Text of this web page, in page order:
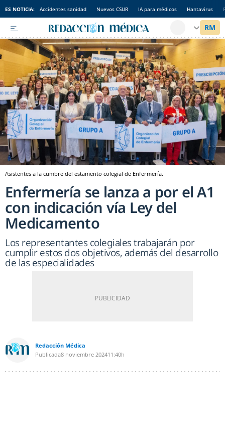
ES NOTICIA: Accidentes sanidad Nuevos CSUR IA para médicos Hantavirus
Asistentes a la cumbre del estamento colegial de Enfermería.
Enfermería se lanza a por el A1
con indicación vía Ley del
Medicamento
Los representantes colegiales trabajarán por
cumplir estos dos objetivos, además del desarrollo
de las especialidades
Redacción Médica
Publicada8 noviembre 202411:40h